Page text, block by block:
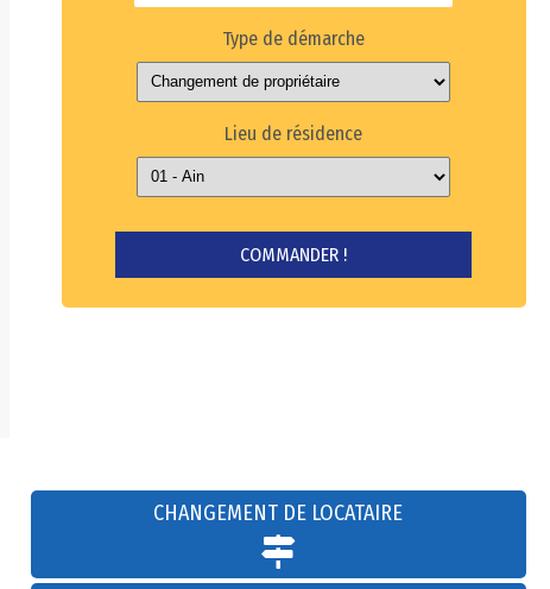
Type de démarche
Lieu de résidence
CHANGEMENT DE LOCATAIRE